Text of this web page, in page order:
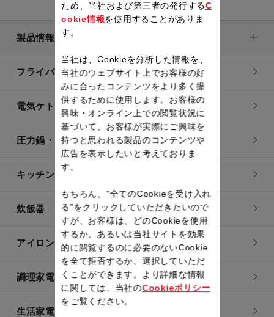
製品情報
フライパン・鍋
電気ケトル
圧力鍋・電気圧力鍋
キッチン用品
炊飯器
アイロン・衣類スチーマー
調理家電
生活家電
ため、当社および第三者の発行するC
ookie情報を使用することがありま
す。
当社は、Cookieを分析した情報を、
当社のウェブサイト上でお客様の好
みに合ったコンテンツをより多く提
供するために使用します。お客様の
興味・オンライン上での閲覧状況に
基づいて、お客様が実際にご興味を
持つと思われる製品のコンテンツや
広告を表示したいと考えておりま
す。
もちろん、”全てのCookieを受け入れ
る”をクリックしていただきたいので
すが、お客様は、どのCookieを使用
するか、あるいは当社サイトを効果
的に閲覧するのに必要のないCookie
を全て拒否するか、選択していただ
くことができます。より詳細な情報
に関しては、当社のCookieポリシー
をご覧ください。